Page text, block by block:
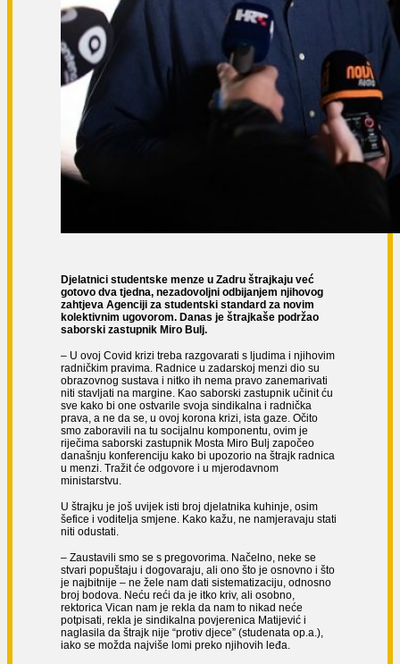
Djelatnici studentske menze u Zadru štrajkaju već
gotovo dva tjedna, nezadovoljni odbijanjem njihovog
zahtjeva Agenciji za studentski standard za novim
kolektivnim ugovorom. Danas je štrajkaše podržao
saborski zastupnik Miro Bulj.
– U ovoj Covid krizi treba razgovarati s ljudima i njihovim
radničkim pravima. Radnice u zadarskoj menzi dio su
obrazovnog sustava i nitko ih nema pravo zanemarivati
niti stavljati na margine. Kao saborski zastupnik učinit ću
sve kako bi one ostvarile svoja sindikalna i radnička
prava, a ne da se, u ovoj korona krizi, ista gaze. Očito
smo zaboravili na tu socijalnu komponentu, ovim je
riječima saborski zastupnik Mosta Miro Bulj započeo
današnju konferenciju kako bi upozorio na štrajk radnica
u menzi. Tražit će odgovore i u mjerodavnom
ministarstvu.
U štrajku je još uvijek isti broj djelatnika kuhinje, osim
šefice i voditelja smjene. Kako kažu, ne namjeravaju stati
niti odustati.
– Zaustavili smo se s pregovorima. Načelno, neke se
stvari popuštaju i dogovaraju, ali ono što je osnovno i što
je najbitnije – ne žele nam dati sistematizaciju, odnosno
broj bodova. Neću reći da je itko kriv, ali osobno,
rektorica Vican nam je rekla da nam to nikad neće
potpisati, rekla je sindikalna povjerenica Matijević i
naglasila da štrajk nije “protiv djece” (studenata op.a.),
iako se možda najviše lomi preko njihovih leđa.